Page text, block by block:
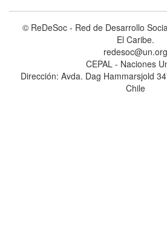
© ReDeSoc - Red de Desarrollo
El Caribe.
redesoc@un.org
CEPAL - Naciones
Dirección: Avda. Dag Hammarsjold
Chile